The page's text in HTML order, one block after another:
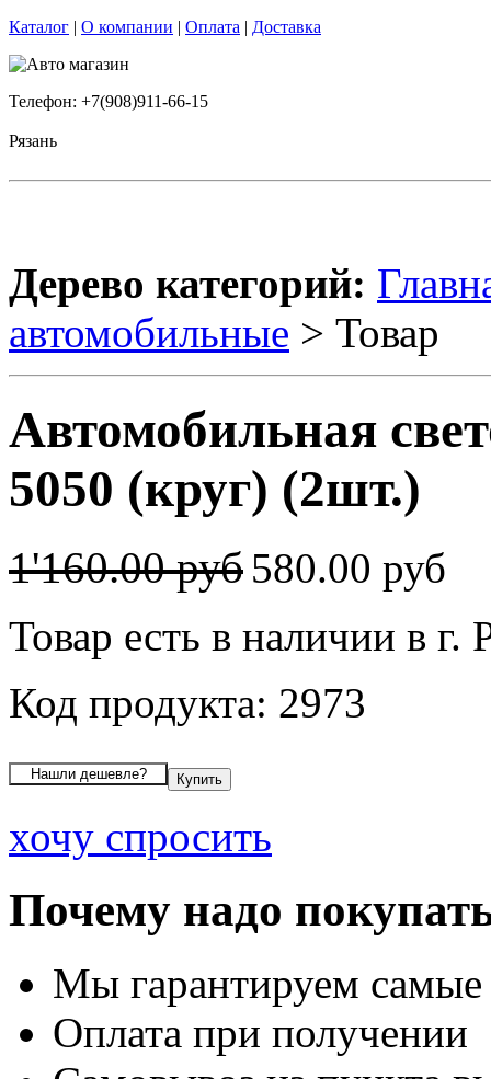
Каталог | О компании | Оплата | Доставка
Телефон: +7(908)911-66-15
Рязань
Дерево категорий:
автомобильные > Товар
Автомобильная
5050 (круг) (2шт.)
1'160.00 руб 580.00 руб
Товар есть в наличии в г.
Код продукта: 2973
хочу спросить
Почему надо
Мы гарантируем
Оплата при получении